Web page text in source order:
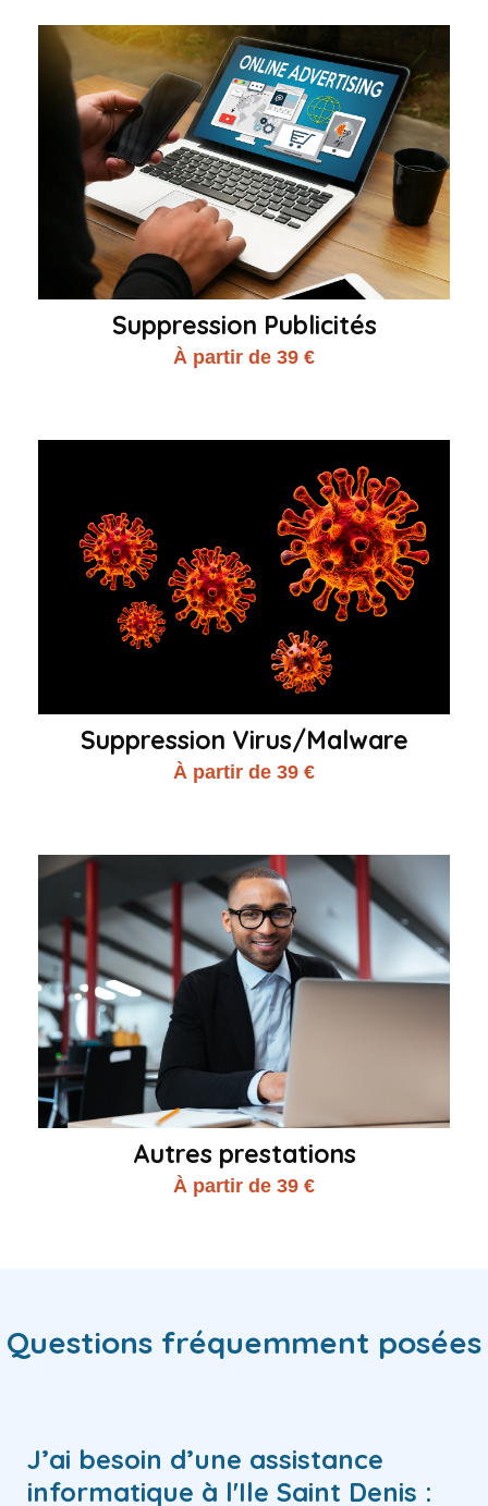
Suppression Publicités
À partir de 39 €
Suppression Virus/Malware
À partir de 39 €
Autres prestations
À partir de 39 €
Questions fréquemment posées
J’ai besoin d’une assistance
informatique à l'Ile Saint Denis :